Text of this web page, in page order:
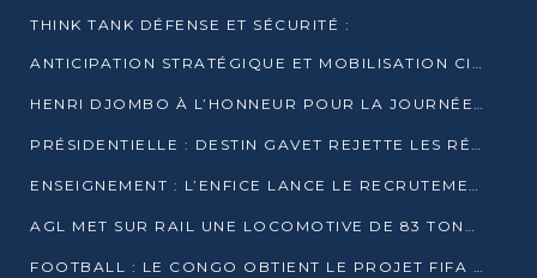
THINK TANK DÉFENSE ET SÉCURITÉ :
ANTICIPATION STRATÉGIQUE ET MOBILISATION CITOYENNE POUR NOTRE SOUVERAINETÉ NATIONALE
HENRI DJOMBO À L’HONNEUR POUR LA JOURNÉE MONDIALE DU THÉÂTRE
PRÉSIDENTIELLE : DESTIN GAVET REJETTE LES RÉSULTATS ET APPELLE À UN DIALOGUE NATIONAL
ENSEIGNEMENT : L’ENFICE LANCE LE RECRUTEMENT DE SA PREMIÈRE PROMOTION DE PROFESSEURS DES ÉCOLES
AGL MET SUR RAIL UNE LOCOMOTIVE DE 83 TONNES À POINTE-NOIRE
FOOTBALL : LE CONGO OBTIENT LE PROJET FIFA ARENA POUR SES 15 DÉPARTEMENTS